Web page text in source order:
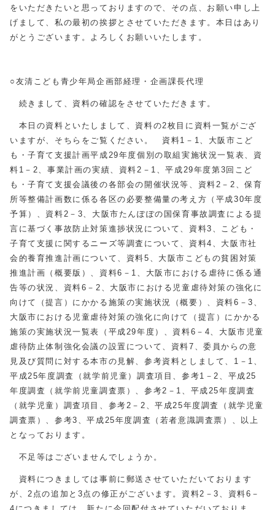
をいただきたいと思っておりますので、その点、お願い申し上
げまして、私の最初の挨拶とさせていただきます。本日はあり
がとうございます。よろしくお願いいたします。
○友清こども青少年局企画部経理・企画課長代理
続きまして、資料の確認をさせていただきます。
本日の資料といたしまして、資料の2枚目に資料一覧がござ
いますが、そちらをご覧ください。 資料1－1、大阪市こど
も・子育て支援計画平成29年度個別の取組実施状況一覧表、資
料1－2、事業計画の実績、資料2－1、平成29年度第3回こど
も・子育て支援会議後の各部会の開催状況等、資料2－2、保育
所等整備計画数に係る各区の必要整備量の考え方（平成30年度
予算）、資料2－3、大阪市たんぽぽの国保育事故調査による提
言に基づく事故防止対策進捗状況について、資料3、こども・
子育て支援に関するニーズ等調査について、資料4、大阪市社
会的養育推進計画について、資料5、大阪市こどもの貧困対策
推進計画（概要版）、資料6－1、大阪市における虐待に係る通
告等の状況、資料6－2、大阪市における児童虐待対策の強化に
向けて（提言）にかかる施策の実施状況（概要）、資料6－3、
大阪市における児童虐待対策の強化に向けて（提言）にかかる
施策の実施状況一覧表（平成29年度）、資料6－4、大阪市児童
虐待防止体制強化会議の設置について、資料7、委員からの意
見及び質問に対する本市の見解、参考資料としまして、1－1、
平成25年度調査（就学前児童）調査項目、参考1－2、平成25
年度調査（就学前児童調査票）、参考2－1、平成25年度調査
（就学児童）調査項目、参考2－2、平成25年度調査（就学児童
調査票）、参考3、平成25年度調査（若者意識調査票）、以上
となっております。
不足等はございませんでしょうか。
資料につきましては事前に郵送させていただいております
が、2点の追加と3点の修正がございます。資料2－3、資料6－